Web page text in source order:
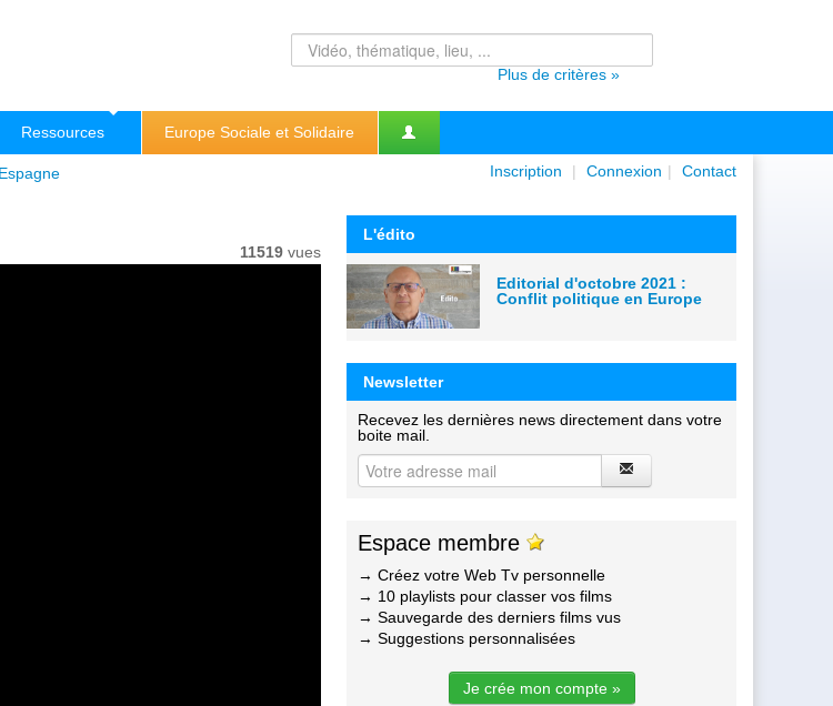
Plus de critères »
Ressources Europe Sociale et Solidaire
Inscription | Connexion | Contact
11519vues
L'édito
Editorial d'octobre 2021 :
Conflit politique en Europe
Newsletter
Recevez les dernières news directement dans votre
boite mail.
Espace membre
→ Créez votre Web Tv personnelle
→ 10 playlists pour classer vos films
→ Sauvegarde des derniers films vus
→ Suggestions personnalisées
Je crée mon compte »